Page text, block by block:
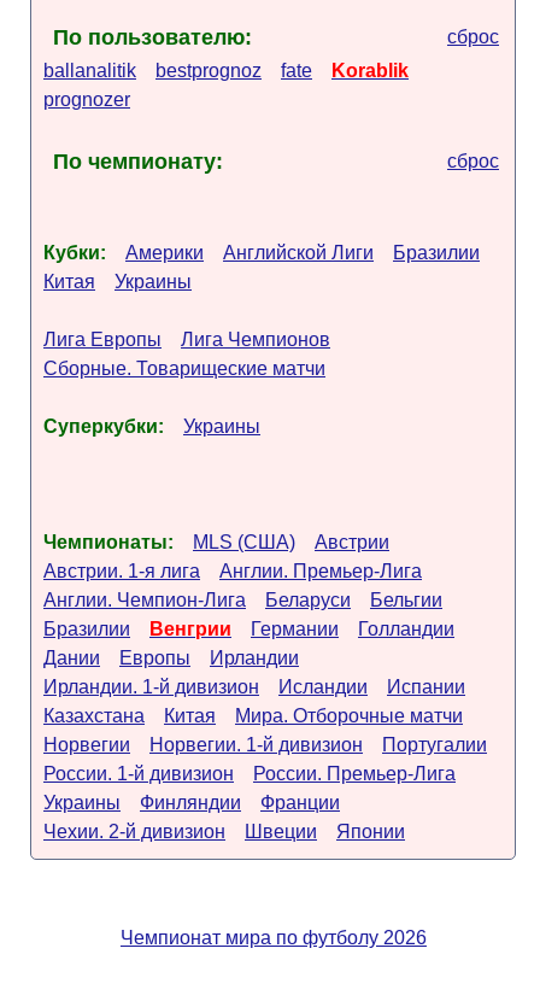
По пользователю:
сброс
ballanalitik
bestprognoz fate
Korablik
prognozer
По чемпионату: сброс
Кубки: Америки Английской Лиги
Бразилии
Китая
Украины
Лига Европы
Лига Чемпионов
Сборные. Товарищеские матчи
Суперкубки: Украины
Чемпионаты: MLS (США)
Австрии
Австрии. 1-я лига
Англии. Премьер-Лига
Англии. Чемпион-Лига
Беларуси
Бельгии
Бразилии
Венгрии Германии
Голландии
Дании
Европы
Ирландии
Ирландии. 1-й дивизион
Исландии
Испании
Казахстана
Китая
Мира. Отборочные матчи
Норвегии
Норвегии. 1-й дивизион
Португалии
России. 1-й дивизион
России. Премьер-Лига
Украины
Финляндии
Франции
Чехии. 2-й дивизион
Швеции Японии
Чемпионат мира по футболу 2026